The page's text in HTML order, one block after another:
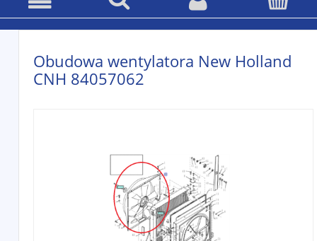
Obudowa wentylatora New Holland
CNH 84057062